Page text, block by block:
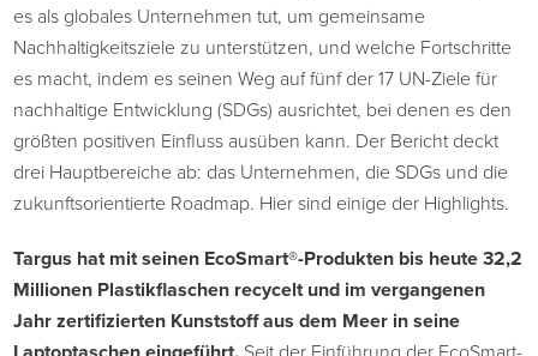
es als globales Unternehmen tut, um gemeinsame
Nachhaltigkeitsziele zu unterstützen, und welche Fortschritte
es macht, indem es seinen Weg auf fünf der 17 UN-Ziele für
nachhaltige Entwicklung (SDGs) ausrichtet, bei denen es den
größten positiven Einfluss ausüben kann. Der Bericht deckt
drei Hauptbereiche ab: das Unternehmen, die SDGs und die
zukunftsorientierte Roadmap. Hier sind einige der Highlights.
Targus hat mit seinen EcoSmart®-Produkten bis heute 32,2
Millionen Plastikflaschen recycelt und im vergangenen
Jahr zertifizierten Kunststoff aus dem Meer in seine